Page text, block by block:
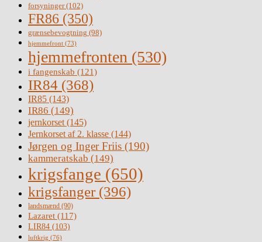
forsyninger(102)
FR86 (350)
grænsebevogtning (98)
hjemmefront (73)
hjemmefronten (530)
i fangenskab (121)
IR84 (368)
IR85 (143)
IR86 (149)
jernkorset(145)
Jernkorset af 2. klasse (144)
Jørgen og Inger Friis (190)
kammeratskab (149)
krigsfange (650)
krigsfanger (396)
landsmænd (90)
Lazaret (117)
LIR84 (103)
luftkrig (76)